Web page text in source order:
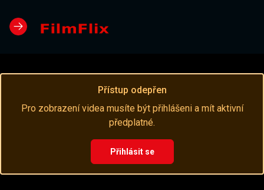
Přístup odepřen
Pro zobrazení videa musíte být přihlášeni a mít aktivní
předplatné.
Přihlásit se